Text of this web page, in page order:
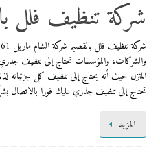
شركة تنظيف فلل
والشركات، والمؤسسات تحتاج إلى تنظيف
المنزل حيث أنه يحتاج إلى تنظيف كل
تحتاج إلى تنظيف جذري عليك فورا بالاتصال
المزيد